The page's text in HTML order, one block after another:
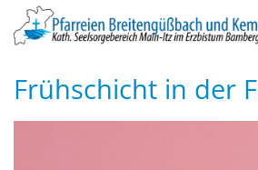
Zum Inhalt springen
Frühschicht in der